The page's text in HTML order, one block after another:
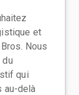
et
Nous
qui
au-delà